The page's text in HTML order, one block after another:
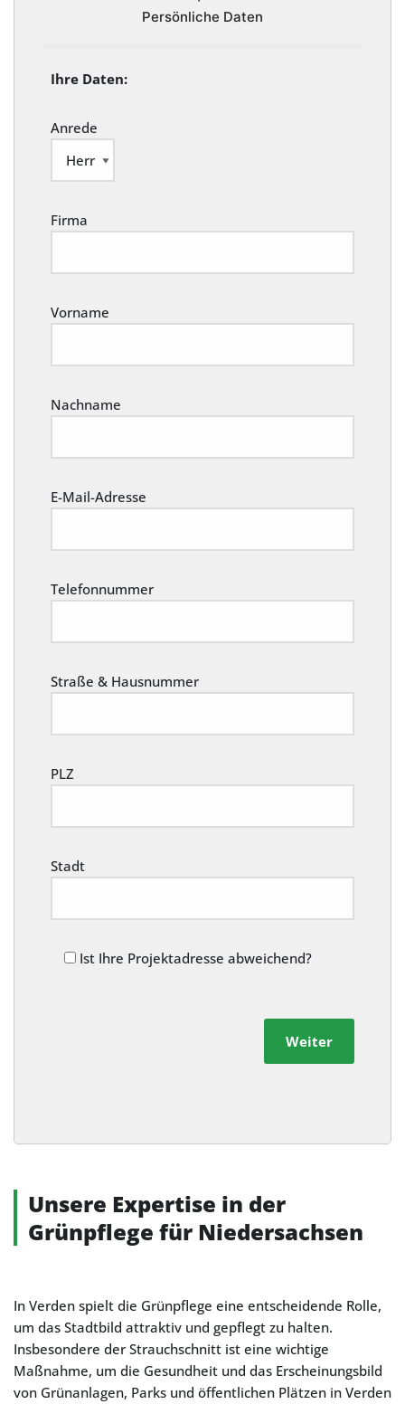
Persönliche Daten
Ihre Daten:
Anrede
Firma
Vorname
Nachname
E-Mail-Adresse
Telefonnummer
Straße & Hausnummer
PLZ
Stadt
Ist Ihre Projektadresse abweichend?
Weiter
Alternative:
Unsere Expertise in der
Grünpflege für Niedersachsen
In Verden spielt die Grünpflege eine entscheidende Rolle,
um das Stadtbild attraktiv und gepflegt zu halten.
Insbesondere der Strauchschnitt ist eine wichtige
Maßnahme, um die Gesundheit und das Erscheinungsbild
von Grünanlagen, Parks und öffentlichen Plätzen in Verden